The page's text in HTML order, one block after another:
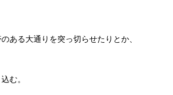
ある大通りを突っ切らせたりとか、
む。